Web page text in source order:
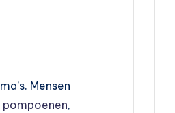
Mensen
pompoenen,